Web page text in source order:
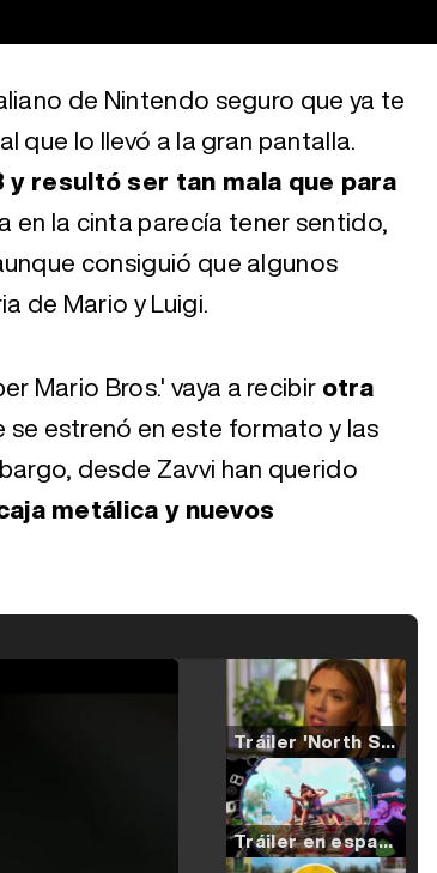
de Nintendo seguro que ya te
que lo llevó a la gran pantalla.
resultó ser tan mala que para
en la cinta parecía tener sentido,
consiguió que algunos
de Mario y Luigi.
Mario Bros.' vaya a recibirotra
se estrenó en este formato y las
desde Zavvi han querido
metálica y nuevos
Tráiler 'North Star' (2023)
Tráiler en español de 'La isla olvidada'